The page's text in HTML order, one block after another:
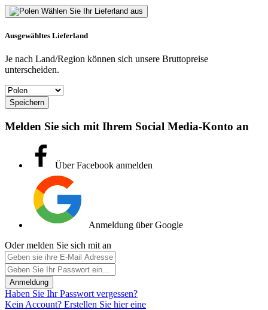
Wählen Sie Ihr Lieferland aus
Ausgewähltes Lieferland
Je nach Land/Region können sich unsere Bruttopreise
unterscheiden.
Speichern
Melden Sie sich mit Ihrem Social Media-Konto an
Über Facebook anmelden
Anmeldung über Google
Oder melden Sie sich mit an
Anmeldung
Haben Sie Ihr Passwort vergessen?
Kein Account? Erstellen Sie hier eine